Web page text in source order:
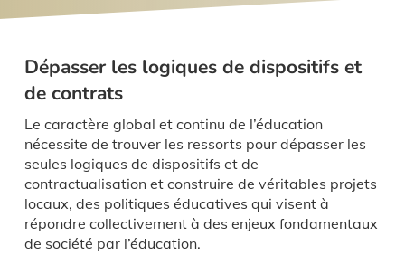
Dépasser les logiques de dispositifs et
de contrats
Le caractère global et continu de l’éducation
nécessite de trouver les ressorts pour dépasser les
seules logiques de dispositifs et de
contractualisation et construire de véritables projets
locaux, des politiques éducatives qui visent à
répondre collectivement à des enjeux fondamentaux
de société par l’éducation.